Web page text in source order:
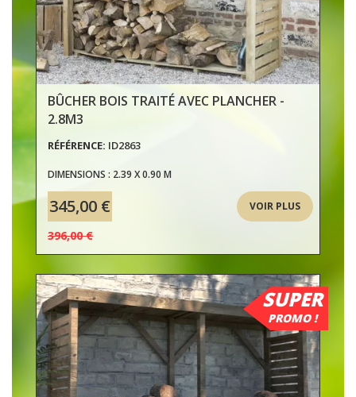
BÛCHER BOIS TRAITÉ AVEC PLANCHER -
2.8M3
RÉFÉRENCE: ID2863
DIMENSIONS : 2.39 X 0.90 M
345,00 €
396,00 €
VOIR PLUS
SUPER
PROMO !